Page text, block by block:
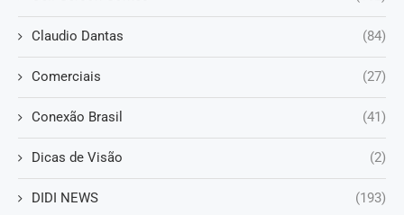
Claudio Dantas (84)
Comerciais (27)
Conexão Brasil (41)
Dicas de Visão (2)
DIDI NEWS (193)